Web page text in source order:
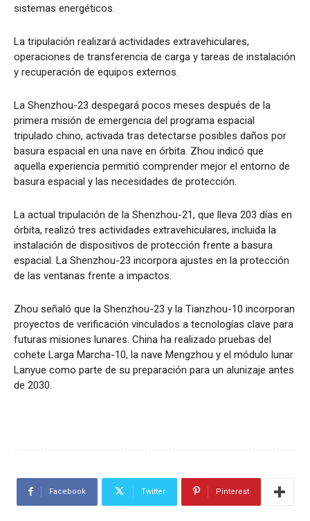
sistemas energéticos.
La tripulación realizará actividades extravehiculares,
operaciones de transferencia de carga y tareas de instalación
y recuperación de equipos externos.
La Shenzhou-23 despegará pocos meses después de la
primera misión de emergencia del programa espacial
tripulado chino, activada tras detectarse posibles daños por
basura espacial en una nave en órbita. Zhou indicó que
aquella experiencia permitió comprender mejor el entorno de
basura espacial y las necesidades de protección.
La actual tripulación de la Shenzhou-21, que lleva 203 días en
órbita, realizó tres actividades extravehiculares, incluida la
instalación de dispositivos de protección frente a basura
espacial. La Shenzhou-23 incorpora ajustes en la protección
de las ventanas frente a impactos.
Zhou señaló que la Shenzhou-23 y la Tianzhou-10 incorporan
proyectos de verificación vinculados a tecnologías clave para
futuras misiones lunares. China ha realizado pruebas del
cohete Larga Marcha-10, la nave Mengzhou y el módulo lunar
Lanyue como parte de su preparación para un alunizaje antes
de 2030.
Facebook Twitter Pinterest